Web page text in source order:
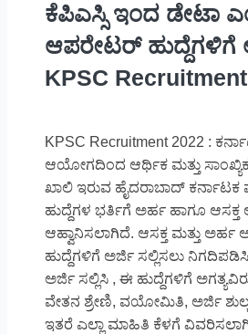
ಕೆಪಿಎಸ್ಸಿ ಇಂದ ಡೇಟಾ
ಆಪರೇಟರ್ ಹುದ್ದೆಗಳಿಗೆ
KPSC
KPSC Recruitment 2022 :
ಆಯೋಗದಿಂದ ಆರ್ಥಿಕ ಮತ್ತು
ಖಾಲಿ ಇರುವ ಹೈದರಾಬಾದ್ ಕರ್ನಾಟಕ
ಹುದ್ದೆಗಳ ಭರ್ತಿಗೆ ಅರ್ಹ ಹಾಗೂ
ಆಹ್ವಾನಿಸಲಾಗಿದೆ. ಆಸಕ್ತ ಮತ್ತು ಅರ್ಹ
ಹುದ್ದೆಗಳಿಗೆ ಅರ್ಜಿ ಸಲ್ಲಿಸಲು
ಅರ್ಜಿ ಸಲ್ಲಿಸಿ , ಈ ಹುದ್ದೆಗಳಿಗೆ
ವೇತನ ಶ್ರೇಣಿ, ವಯೋಮಿತಿ, ಅರ್ಜಿ
ಇತರೆ ಎಲ್ಲಾ ಮಾಹಿತಿ ಕೆಳಗೆ